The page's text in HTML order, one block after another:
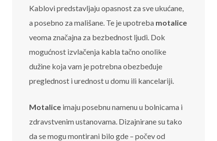
Kablovi predstavljaju opasnost za sve ukućane,
a posebno za mališane. Te je upotreba motalice
veoma značajna za bezbednost ljudi. Dok
mogućnost izvlačenja kabla tačno onolike
dužine koja vam je potrebna obezbeđuje
preglednost i urednost u domu ili kancelariji.
Motalice imaju posebnu namenu u bolnicama i
zdravstvenim ustanovama. Dizajnirane su tako
da se mogu montirani bilo gde – počev od